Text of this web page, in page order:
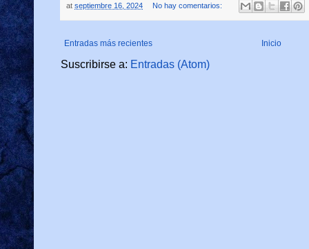
atseptiembre 16, 2024 No hay comentarios:
Entradas más recientes Inicio
Suscribirse a: Entradas (Atom)